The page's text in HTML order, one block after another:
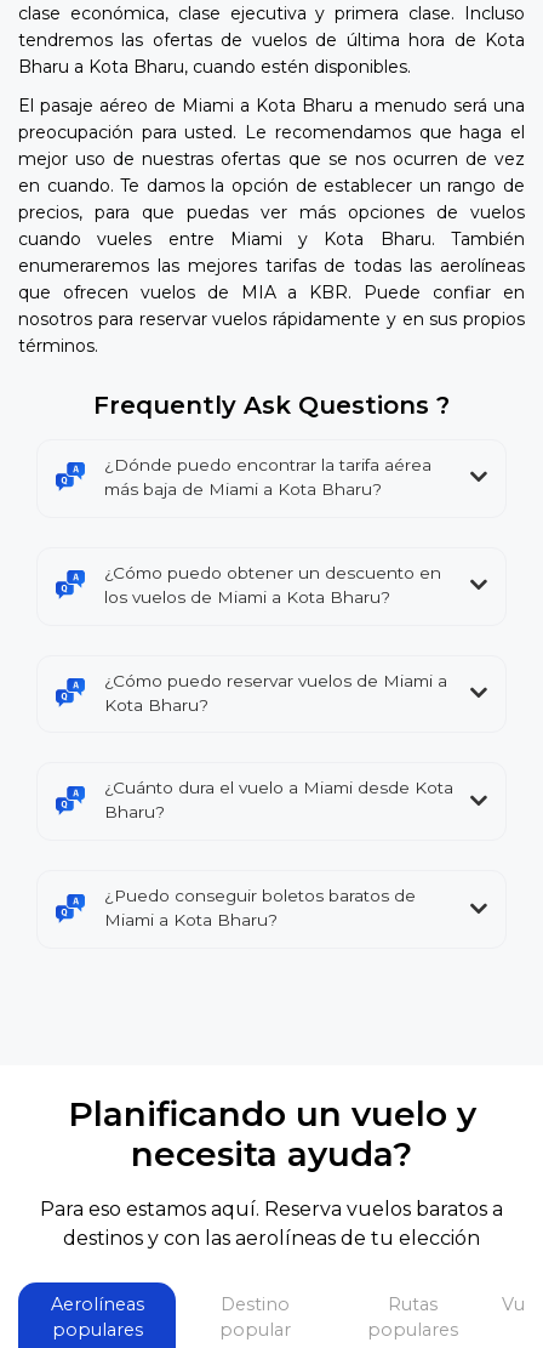
clase económica, clase ejecutiva y primera clase. Incluso
tendremos las ofertas de vuelos de última hora de Kota
Bharu a Kota Bharu, cuando estén disponibles.
El pasaje aéreo de Miami a Kota Bharu a menudo será una
preocupación para usted. Le recomendamos que haga el
mejor uso de nuestras ofertas que se nos ocurren de vez
en cuando. Te damos la opción de establecer un rango de
precios, para que puedas ver más opciones de vuelos
cuando vueles entre Miami y Kota Bharu. También
enumeraremos las mejores tarifas de todas las aerolíneas
que ofrecen vuelos de MIA a KBR. Puede confiar en
nosotros para reservar vuelos rápidamente y en sus propios
términos.
Frequently Ask Questions ?
¿Dónde puedo encontrar la tarifa aérea
más baja de Miami a Kota Bharu?
¿Cómo puedo obtener un descuento en
los vuelos de Miami a Kota Bharu?
¿Cómo puedo reservar vuelos de Miami a
Kota Bharu?
¿Cuánto dura el vuelo a Miami desde Kota
Bharu?
¿Puedo conseguir boletos baratos de
Miami a Kota Bharu?
Planificando un vuelo y
necesita ayuda?
Para eso estamos aquí. Reserva vuelos baratos a
destinos y con las aerolíneas de tu elección
Aerolíneas
populares
Destino
popular
Rutas
populares